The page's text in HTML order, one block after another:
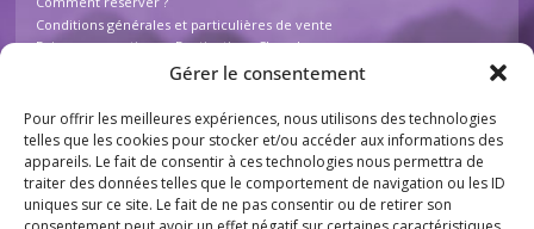
Gérer le consentement
Pour offrir les meilleures expériences, nous utilisons des technologies
telles que les cookies pour stocker et/ou accéder aux informations des
appareils. Le fait de consentir à ces technologies nous permettra de
traiter des données telles que le comportement de navigation ou les ID
uniques sur ce site. Le fait de ne pas consentir ou de retirer son
Conditions générales et particulières de vente
Foire aux questions – Destinations Cheval
INFOS
Mentions légales
Plan du site
Destinations Cheval